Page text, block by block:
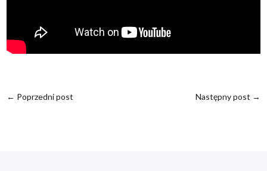
← Poprzedni post Następny post →